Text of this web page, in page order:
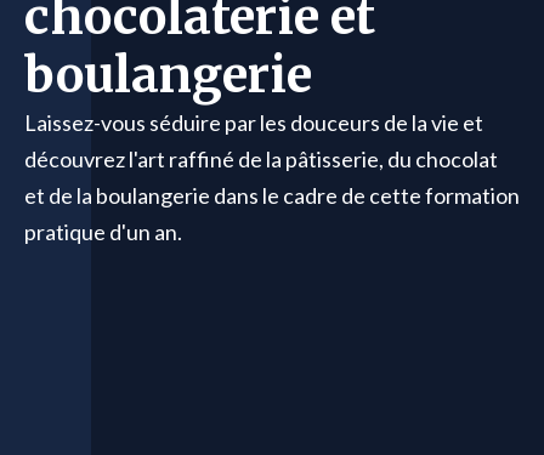
chocolaterie et
boulangerie
Laissez-vous séduire par les douceurs de la vie et
découvrez l'art raffiné de la pâtisserie, du chocolat
et de la boulangerie dans le cadre de cette formation
pratique d'un an.